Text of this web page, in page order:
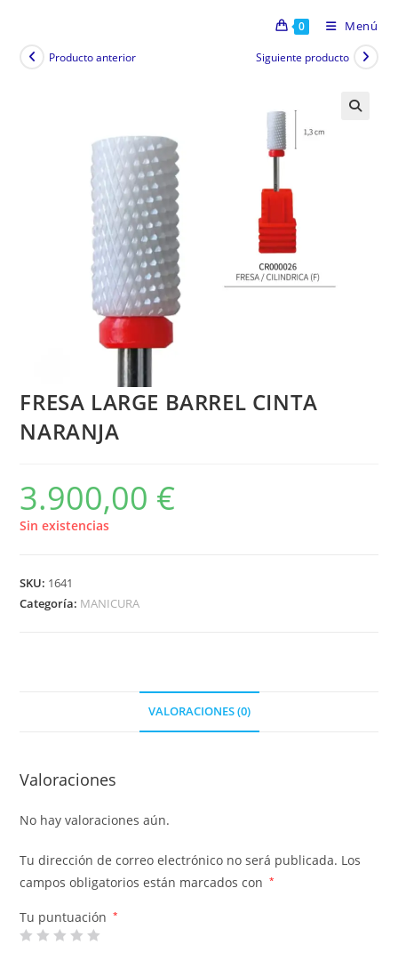
0 Menú
Producto anterior Siguiente producto
FRESA LARGE BARREL CINTA
NARANJA
3.900,00 €
Sin existencias
SKU: 1641
Categoría: MANICURA
VALORACIONES (0)
Valoraciones
No hay valoraciones aún.
Tu dirección de correo electrónico no será publicada. Los
campos obligatorios están marcados con
*
Tu puntuación *